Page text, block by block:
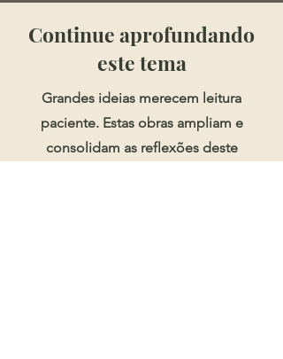
​​​Continue aprofundando
este tema
Grandes ideias merecem leitura
paciente. Estas obras ampliam e
consolidam as reflexões deste